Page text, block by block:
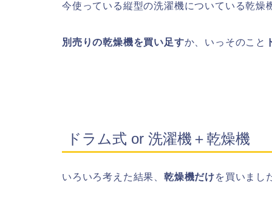
今使っている縦型の洗濯機についている乾燥
別売りの乾燥機を買い足すか、いっそのこと
ドラム式 or 洗濯機＋乾燥機
いろいろ考えた結果、 乾燥機だけを買いまし